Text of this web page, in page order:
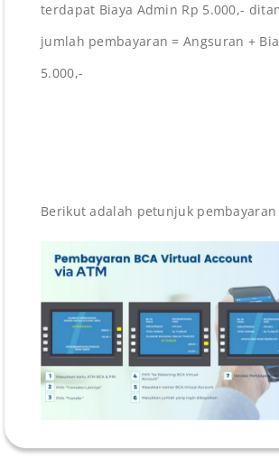
terdapat Biaya Admin Rp 5.000,-
jumlah pembayaran = Angsuran +
5.000,-
Berikut adalah petunjuk